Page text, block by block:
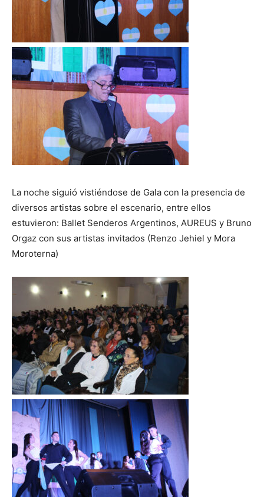
La noche siguió vistiéndose de Gala con la presencia de
diversos artistas sobre el escenario, entre ellos
estuvieron: Ballet Senderos Argentinos, AUREUS y Bruno
Orgaz con sus artistas invitados (Renzo Jehiel y Mora
Moroterna)